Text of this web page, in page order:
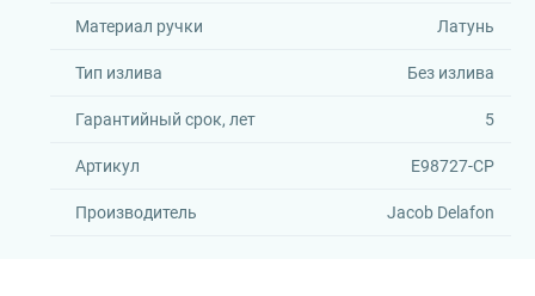
Материал ручки Латунь
Тип излива Без излива
Гарантийный срок, лет 5
Артикул E98727-CP
Производитель Jacob Delafon